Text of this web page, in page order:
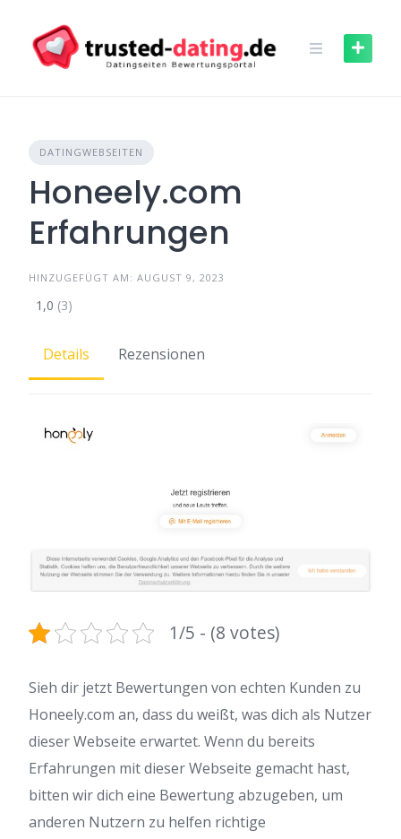
content
DATINGWEBSEITEN
Honeely.com
Erfahrungen
HINZUGEFÜGT AM: AUGUST 9, 2023
1,0 (3)
Details Rezensionen
1/5 - (8 votes)
Sieh dir jetzt Bewertungen von echten Kunden zu
Honeely.com an, dass du weißt, was dich als Nutzer
dieser Webseite erwartet. Wenn du bereits
Erfahrungen mit dieser Webseite gemacht hast,
bitten wir dich eine Bewertung abzugeben, um
anderen Nutzern zu helfen richtige